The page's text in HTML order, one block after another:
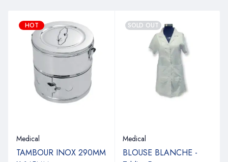
HOT
Medical
TAMBOUR INOX 290MM
SOLD OUT
Medical
BLOUSE BLANCHE -